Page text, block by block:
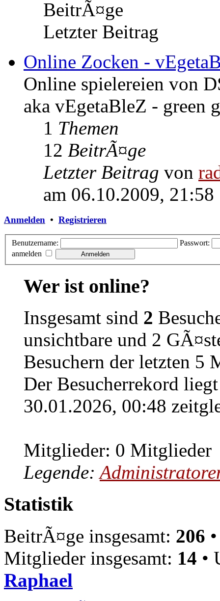
BeitrÃ¤ge
Letzter Beitrag
Online Zocken -
Online spielereien von
aka vEgetaBleZ - green
1 Themen
12 BeitrÃ¤ge
Letzter Beitrag von
am 06.10.2009, 21:58
Anmelden • Registrieren
Benutzername:
Passwort:
anmelden
Wer ist online?
Insgesamt sind 2
unsichtbare und 2
Besuchern der letzten 5
Der Besucherrekord
30.01.2026, 00:48
Mitglieder: 0 Mitglieder
Legende:
Statistik
BeitrÃ¤ge insgesamt: 206
Mitglieder insgesamt: 14 •
Raphael